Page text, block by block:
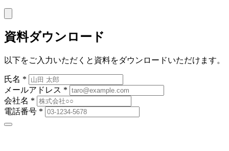
資料ダウンロード
以下をご入力いただくと資料をダウンロードいただけます。
氏名 *
メールアドレス *
会社名 *
電話番号 *